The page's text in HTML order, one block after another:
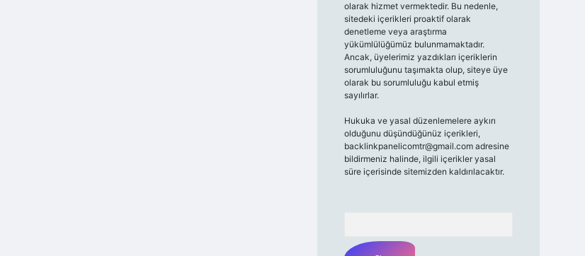
olarak hizmet vermektedir. Bu nedenle,
sitedeki içerikleri proaktif olarak
denetleme veya araştırma
yükümlülüğümüz bulunmamaktadır.
Ancak, üyelerimiz yazdıkları içeriklerin
sorumluluğunu taşımakta olup, siteye üye
olarak bu sorumluluğu kabul etmiş
sayılırlar.
Hukuka ve yasal düzenlemelere aykırı
olduğunu düşündüğünüz içerikleri,
backlinkpanelicomtr@gmail.comadresine
bildirmeniz halinde, ilgili içerikler yasal
süre içerisinde sitemizden kaldırılacaktır.